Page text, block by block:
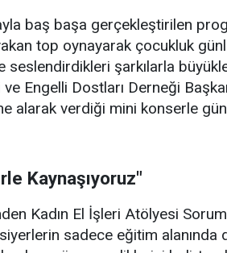
baş başa gerçekleştirilen
top oynayarak çocukluk
seslendirdikleri şarkılarla
Engelli Dostları Derneği
alarak verdiği mini konserle
Kaynaşıyoruz"
Kadın El İşleri Atölyesi
sadece eğitim alanında